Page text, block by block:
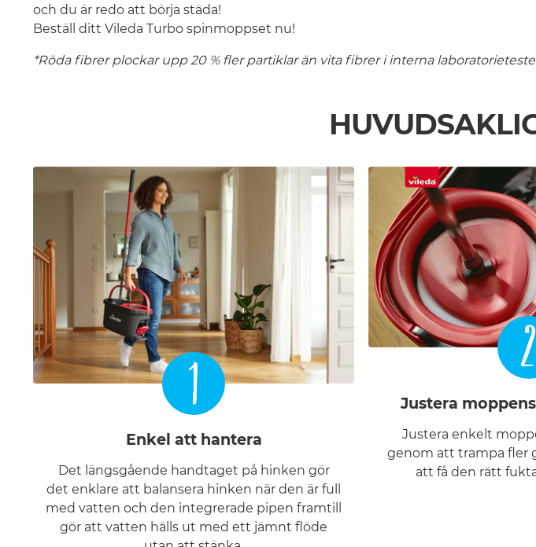
och du är redo att börja städa!
Beställ ditt Vileda Turbo spinmoppset nu!
*Röda fibrer plockar upp 20 % fler partiklar än vita fibrer i interna
1
Enkel att hantera
Det längsgående handtaget på hinken gör
det enklare att balansera hinken när den är full
med vatten och den integrerade pipen framtill
gör att vatten hälls ut med ett jämnt flöde
2
Justera
Justera enkelt
genom att trampa fler
att få den rätt